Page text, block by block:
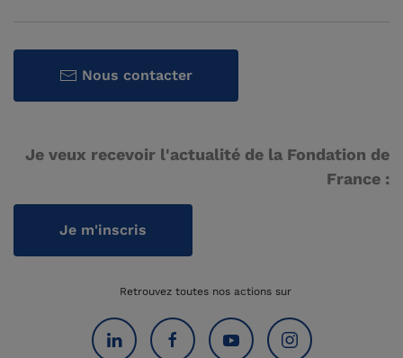
Nous contacter
Je veux recevoir l'actualité de la Fondation de
France :
Je m'inscris
Retrouvez toutes nos actions sur